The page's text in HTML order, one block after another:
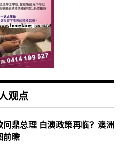
观点
鼎总理 白澳政策再临？澳洲
前瞻